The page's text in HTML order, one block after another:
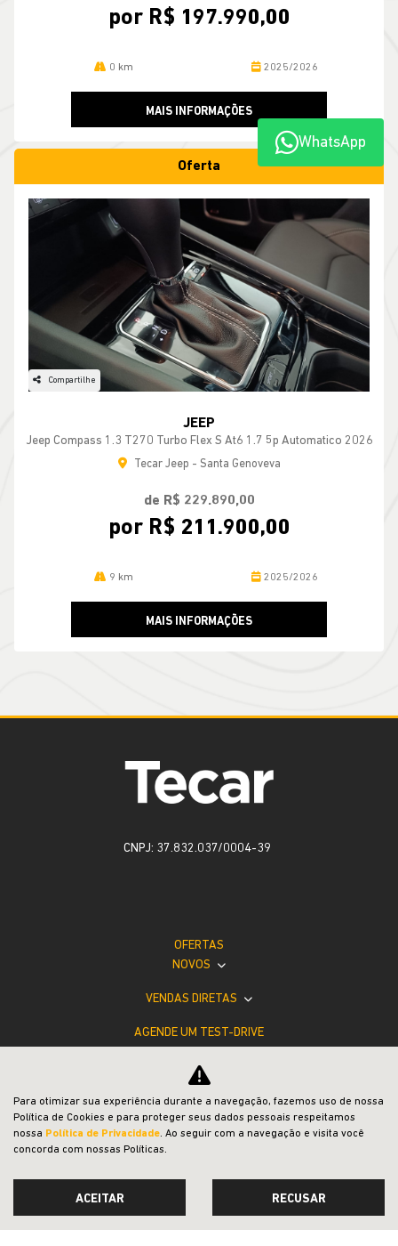
por R$ 197.990,00
0 km 2025/2026
MAIS INFORMAÇÕES
Oferta
Compartilhe
JEEP
Jeep Compass 1.3 T270 Turbo Flex S At6 1.7 5p Automatico 2026
Tecar Jeep - Santa Genoveva
de R$ 229.890,00
por R$ 211.900,00
9 km 2025/2026
MAIS INFORMAÇÕES
WhatsApp
CNPJ: 37.832.037/0004-39
OFERTAS
NOVOS
VENDAS DIRETAS
AGENDE UM TEST-DRIVE
JEEP ACESSÍVEL
SOLUÇÕES FINANCEIRAS
SEMINOVOS
COMPARATIVO
Para otimizar sua experiência durante a navegação, fazemos uso de nossa
Política de Cookies e para proteger seus dados pessoais respeitamos
nossa Política de Privacidade. Ao seguir com a navegação e visita você
concorda com nossas Políticas.
ACEITAR RECUSAR